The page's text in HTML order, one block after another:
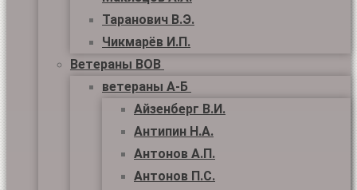
Таранович В.Э.
Чикмарёв И.П.
Ветераны ВОВ
ветераны А-Б
Айзенберг В.И.
Антипин Н.А.
Антонов А.П.
Антонов П.С.